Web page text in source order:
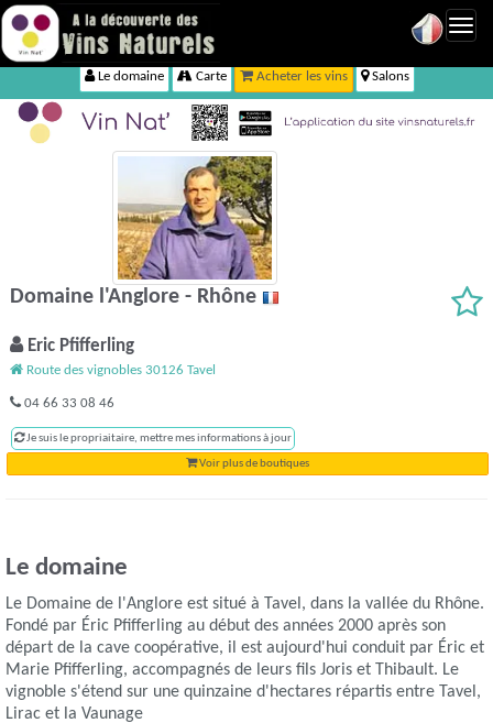
Le domaine Carte Acheter les vins Salons
Domaine l'Anglore - Rhône
Eric Pfifferling
Route des vignobles 30126 Tavel
04 66 33 08 46
Je suis le propriaitaire, mettre mes informations à jour
Voir plus de boutiques
Le domaine
Le Domaine de l'Anglore est situé à Tavel, dans la vallée du Rhône.
Fondé par Éric Pfifferling au début des années 2000 après son
départ de la cave coopérative, il est aujourd'hui conduit par Éric et
Marie Pfifferling, accompagnés de leurs fils Joris et Thibault. Le
vignoble s'étend sur une quinzaine d'hectares répartis entre Tavel,
Lirac et la Vaunage